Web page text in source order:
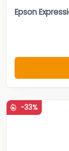
Epson
-33%